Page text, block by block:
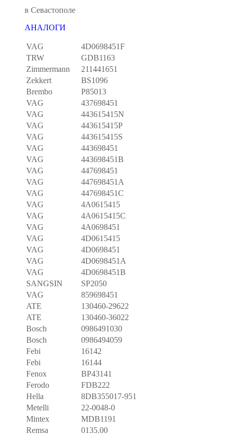
в Севастополе
АНАЛОГИ
VAG
4D0698451F
TRW
GDB1163
Zimmermann
211441651
Zekkert
BS1096
Brembo
P85013
VAG
437698451
VAG
443615415N
VAG
443615415P
VAG
443615415S
VAG
443698451
VAG
443698451B
VAG
447698451
VAG
447698451A
VAG
447698451C
VAG
4A0615415
VAG
4A0615415C
VAG
4A0698451
VAG
4D0615415
VAG
4D0698451
VAG
4D0698451A
VAG
4D0698451B
SANGSIN
SP2050
VAG
859698451
ATE
130460-29622
ATE
130460-36022
Bosch
0986491030
Bosch
0986494059
Febi
16142
Febi
16144
Fenox
BP43141
Ferodo
FDB222
Hella
8DB355017-951
Metelli
22-0048-0
Mintex
MDB1191
Remsa
0135.00